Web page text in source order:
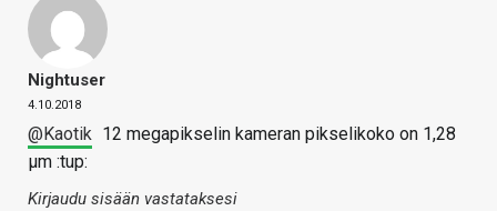
Nightuser
4.10.2018
@Kaotik 12 megapikselin kameran pikselikoko on 1,28
µm :tup:
Kirjaudu sisään vastataksesi